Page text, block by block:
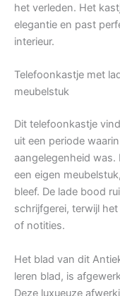
het verleden. Het
elegantie en past
interieur.
Telefoonkastje met
meubelstuk
Dit telefoonkastje
uit een periode
aangelegenheid
een eigen
bleef. De lade bood
schrijfgerei, terwijl
of notities.
Het blad van dit
leren blad, is
Deze luxueuze